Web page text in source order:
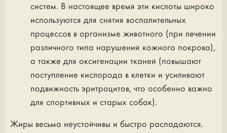
систем. В настоящее время эти кислоты широко
используются для снятия воспалительных
процессов в организме животного (при лечении
различного типа нарушений кожного покрова),
а также для оксигенации тканей (повышают
поступление кислорода в клетки и усиливают
подвижность эритроцитов, что особенно важно
для спортивных и старых собак).
Жиры весьма неустойчивы и быстро распадаются.